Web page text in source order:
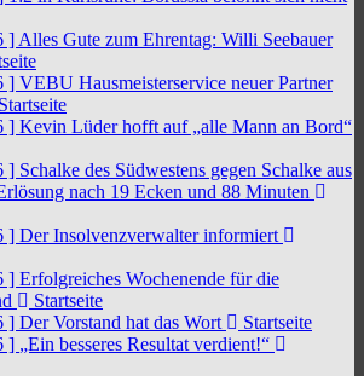
] Alles Gute zum Ehrentag: Willi Seebauer
] VEBU Hausmeisterservice neuer Partner
Startseite
] Kevin Lüder hofft auf „alle Mann an Bord“
] Schalke des Südwestens gegen Schalke aus
nach 19 Ecken und 88 Minuten
] Der Insolvenzverwalter informiert
] Erfolgreiches Wochenende für die
Startseite
] Der Vorstand hat das Wort
Startseite
] „Ein besseres Resultat verdient!“